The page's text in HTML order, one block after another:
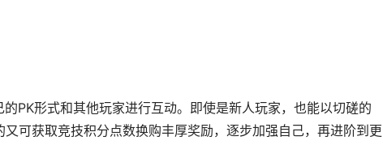
PK形式和其他玩家进行互动。即使是新人玩家，也能以切磋的
可获取竞技积分点数换购丰厚奖励，逐步加强自己，再进阶到更